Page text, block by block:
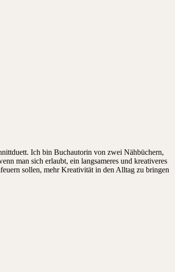
Ich bin Buchautorin von zwei Nähbüchern,
man sich erlaubt, ein langsameres und kreativeres
sollen, mehr Kreativität in den Alltag zu bringen